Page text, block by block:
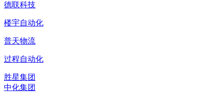
德联科技
楼宇自动化
普天物流
过程自动化
胜星集团
中化集团